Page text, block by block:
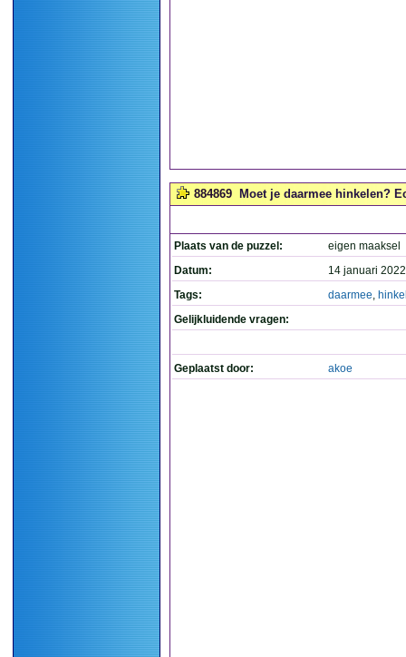
884869 Moet je daarmee hinkelen?
Plaats van de puzzel:
eigen maaksel
Datum:
14 januari
Tags:
daarmee,
Gelijkluidende vragen:
Geplaatst door: akoe